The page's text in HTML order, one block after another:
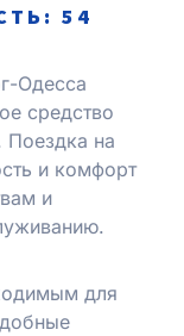
54
Одесса
средство
на
и комфорт
и
для